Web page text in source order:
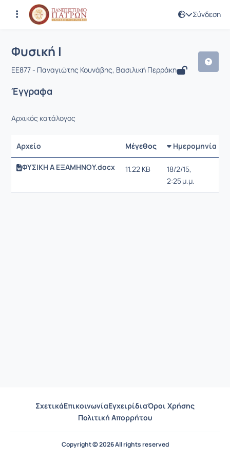
Σύνδεση
Αρχική Σελίδα
Μάθημα : Φυσική Ι
Κωδικός : EE877
Φυσική Ι
EE877 - Παναγιώτης Κουνάβης, Βασιλική Περράκη
Έγγραφα
Αρχικός κατάλογος
Αρχείο Μέγεθος Ημερομηνία
ΦΥΣΙΚΗ Α ΕΞΑΜΗΝΟΥ.docx
11.22 KB
18/2/15,
2:25 μ.μ.
ΣχετικάΕπικοινωνίαΕγχειρίδιαΌροι Χρήσης
Πολιτική Απορρήτου
Copyright © 2026 All rights reserved